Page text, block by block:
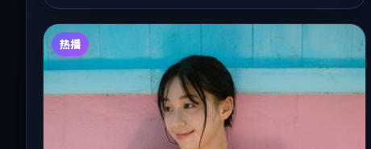
热播